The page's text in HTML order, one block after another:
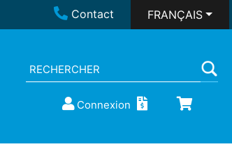
Contact FRANÇAIS
Connexion